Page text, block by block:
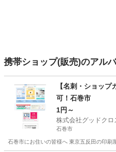
携帯ショップ(販売)のアル
【名刺・ショッ
可！石巻市
1円～
株式会社グッドクロ
石巻市
石巻市にお住いの皆様へ 東京五反田の印刷